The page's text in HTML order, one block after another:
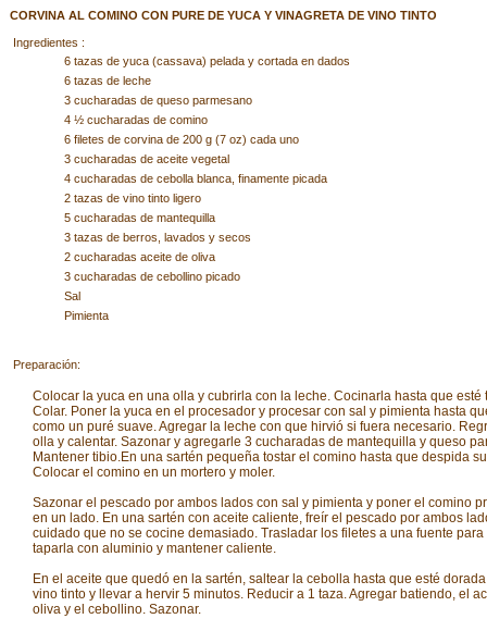
CORVINA AL COMINO CON PURE DE YUCA Y VINAGRETA DE VINO TINTO
Ingredientes :
6 tazas de yuca (cassava) pelada y cortada en dados
6 tazas de leche
3 cucharadas de queso parmesano
4 ½ cucharadas de comino
6 filetes de corvina de 200 g (7 oz) cada uno
3 cucharadas de aceite vegetal
4 cucharadas de cebolla blanca, finamente picada
2 tazas de vino tinto ligero
5 cucharadas de mantequilla
3 tazas de berros, lavados y secos
2 cucharadas aceite de oliva
3 cucharadas de cebollino picado
Sal
Pimienta
Preparación:
Colocar la yuca en una olla y cubrirla con la leche. Cocinarla hasta que esté
Colar. Poner la yuca en el procesador y procesar con sal y pimienta hasta
como un puré suave. Agregar la leche con que hirvió si fuera necesario.
olla y calentar. Sazonar y agregarle 3 cucharadas de mantequilla y queso
Mantener tibio.En una sartén pequeña tostar el comino hasta que despida
Colocar el comino en un mortero y moler.
Sazonar el pescado por ambos lados con sal y pimienta y poner el comino
en un lado. En una sartén con aceite caliente, freír el pescado por ambos
cuidado que no se cocine demasiado. Trasladar los filetes a una fuente para
taparla con aluminio y mantener caliente.
En el aceite que quedó en la sartén, saltear la cebolla hasta que esté
vino tinto y llevar a hervir 5 minutos. Reducir a 1 taza. Agregar batiendo, el
oliva y el cebollino. Sazonar.